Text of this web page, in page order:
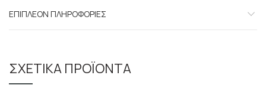
ΕΠΙΠΛΈΟΝ ΠΛΗΡΟΦΟΡΊΕΣ
ΣΧΕΤΙΚΆ ΠΡΟΪΌΝΤΑ